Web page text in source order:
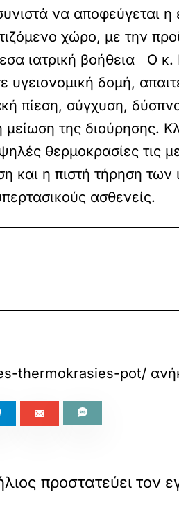
να αποφεύγεται
χώρο, με την
ιατρική βοήθεια Ο
δομή,
πίεση, σύγχυση,
της διούρησης.
θερμοκρασίες τις
η πιστή τήρηση των
ασθενείς.
thermokrasies-pot/
προστατεύει τον